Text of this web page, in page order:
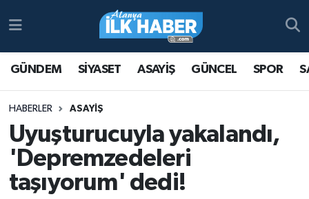
GÜNDEM SİYASET ASAYİŞ GÜNCEL SPOR
HABERLER ASAYİŞ
Uyuşturucuyla yakalandı,
'Depremzedeleri
taşıyorum' dedi!
Antalya Nöbetçi Eczaneler
Antalya Namaz Vakitleri
Antalya Trafik Yoğunluk Haritası
Süper Lig Puan Durumu ve Fikstür